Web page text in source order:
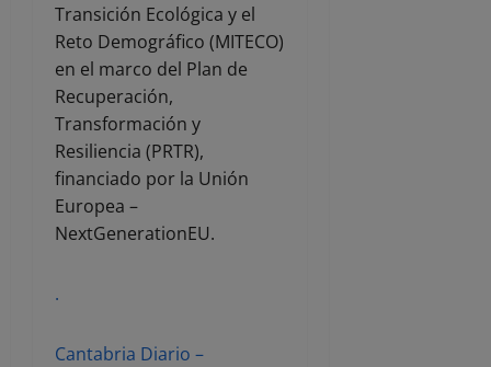
Transición Ecológica y el
Reto Demográfico (MITECO)
en el marco del Plan de
Recuperación,
Transformación y
Resiliencia (PRTR),
financiado por la Unión
Europea –
NextGenerationEU.
.
Cantabria Diario –